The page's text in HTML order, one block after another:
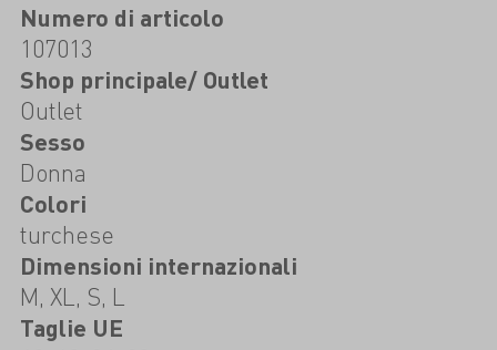
Numero di articolo
107013
Shop principale/ Outlet
Outlet
Sesso
Donna
Colori
turchese
Dimensioni internazionali
M, XL, S, L
Taglie UE